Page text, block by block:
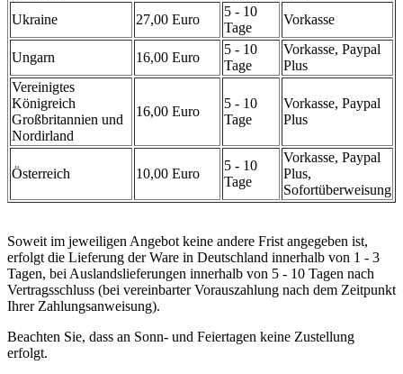
Ukraine
27,00 Euro
5 - 10
Tage
Vorkasse
Ungarn 16,00 Euro
5 - 10
Tage
Vorkasse, Paypal
Plus
Vereinigtes
Königreich
Großbritannien und
Nordirland
16,00 Euro
5 - 10
Tage
Vorkasse, Paypal
Plus
Österreich 10,00 Euro
5 - 10
Tage
Vorkasse, Paypal
Plus,
Sofortüberweisung
Soweit im jeweiligen Angebot keine andere Frist angegeben ist,
erfolgt die Lieferung der Ware in Deutschland innerhalb von 1 - 3
Tagen, bei Auslandslieferungen innerhalb von 5 - 10 Tagen nach
Vertragsschluss (bei vereinbarter Vorauszahlung nach dem Zeitpunkt
Ihrer Zahlungsanweisung).
Beachten Sie, dass an Sonn- und Feiertagen keine Zustellung
erfolgt.